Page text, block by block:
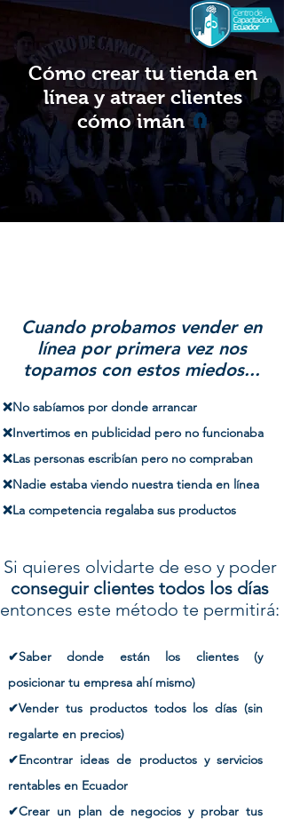
Cómo crear tu tienda en
línea y atraer clientes
cómo imán🧲
❌No sabíamos por donde arrancar
❌Invertimos en publicidad pero no funcionaba
❌Las personas escribían pero no compraban
❌Nadie estaba viendo nuestra tienda en línea
❌La competencia regalaba sus productos
Cuando probamos vender en
línea por primera vez nos
topamos con estos miedos...
Si quieres olvidarte de eso y poder
conseguir clientes todos los días
entonces este método te permitirá:
✔Saber donde están los clientes (y
posicionar tu empresa ahí mismo)
✔Vender tus productos todos los días (sin
regalarte en precios)
✔Encontrar ideas de productos y servicios
rentables en Ecuador
✔Crear un plan de negocios y probar tus